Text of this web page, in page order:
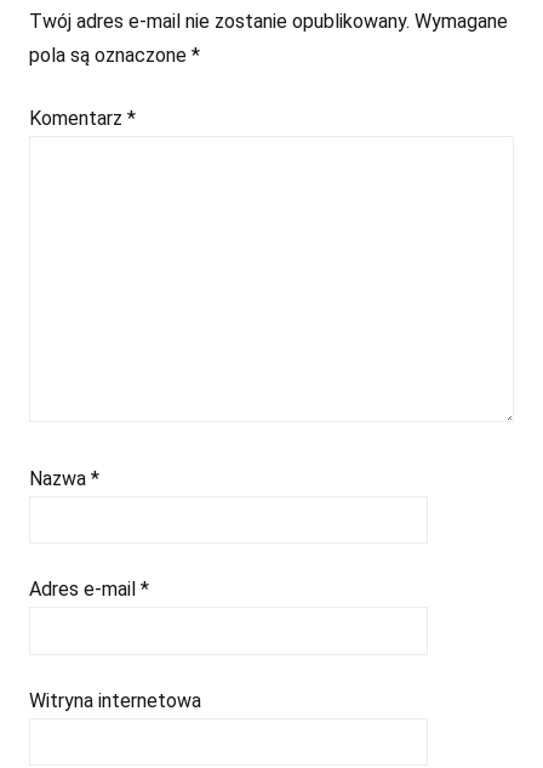
Twój adres e-mail nie zostanie opublikowany. Wymagane
pola są oznaczone *
Komentarz *
Nazwa *
Adres e-mail *
Witryna internetowa